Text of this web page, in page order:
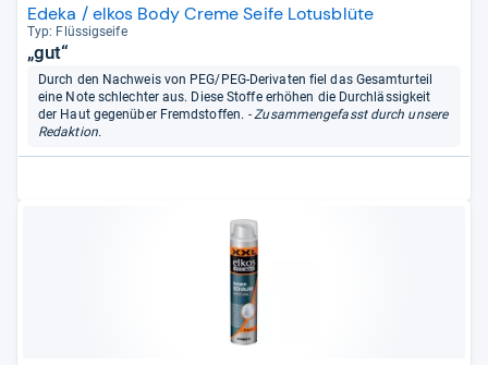
Edeka / elkos Body Creme Seife Lotusblüte
Typ: Flüs­sig­seife
„gut“
Durch den Nachweis von PEG/PEG-Derivaten fiel das Gesamturteil
eine Note schlechter aus. Diese Stoffe erhöhen die Durchlässigkeit
der Haut gegenüber Fremdstoffen. - Zusammengefasst durch unsere
Redaktion.